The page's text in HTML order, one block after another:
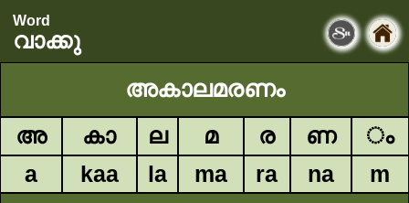
Word
വാക്കു
അകാലമരണം
അ കാ ല മ ര ണ
ം
a
kaa la ma ra na m